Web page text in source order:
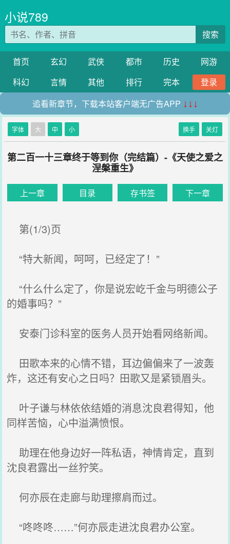
小说789
搜索
首页 玄幻 武侠 都市 历史
网游
科幻
言情 其他 排行 完本
登录
追看新章节，下载本站客户端无广告APP ↓↓↓
字体 大 中 小 换手 关灯
第二百一十三章终于等到你（完结篇）-《天使之爱之
涅槃重生》
上一章 目录 存书签 下一章
第(1/3)页
“特大新闻，呵呵，已经定了！”
“什么什么定了，你是说宏屹千金与明德公子
的婚事吗？”
安泰门诊科室的医务人员开始看网络新闻。
田歌本来的心情不错，耳边偏偏来了一波轰
炸，这还有安心之日吗？田歌又是紧锁眉头。
叶子谦与林依依结婚的消息沈良君得知，他
同样苦恼，心中溢满愤恨。
助理在他身边好一阵私语，神情肯定，直到
沈良君露出一丝狞笑。
何亦辰在走廊与助理擦肩而过。
“咚咚咚……”何亦辰走进沈良君办公室。